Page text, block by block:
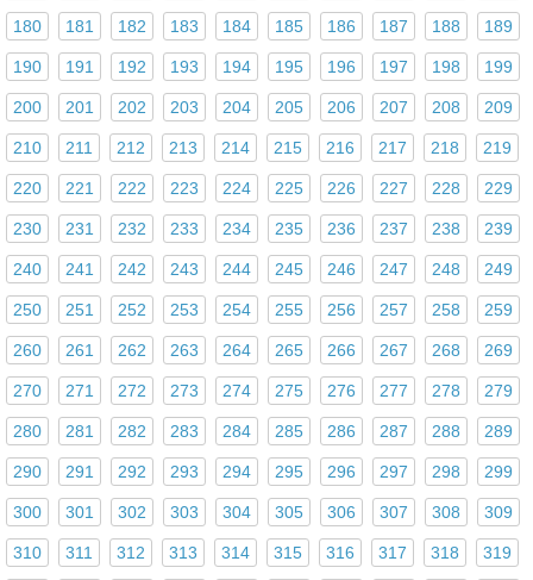
180 181 182 183 184 185 186 187 188 189
190 191 192 193 194 195 196 197 198 199
200 201 202 203 204 205 206 207 208 209
210 211 212 213 214 215 216 217 218 219
220 221 222 223 224 225 226 227 228 229
230 231 232 233 234 235 236 237 238 239
240 241 242 243 244 245 246 247 248 249
250 251 252 253 254 255 256 257 258 259
260 261 262 263 264 265 266 267 268 269
270 271 272 273 274 275 276 277 278 279
280 281 282 283 284 285 286 287 288 289
290 291 292 293 294 295 296 297 298 299
300 301 302 303 304 305 306 307 308 309
310 311 312 313 314 315 316 317 318 319